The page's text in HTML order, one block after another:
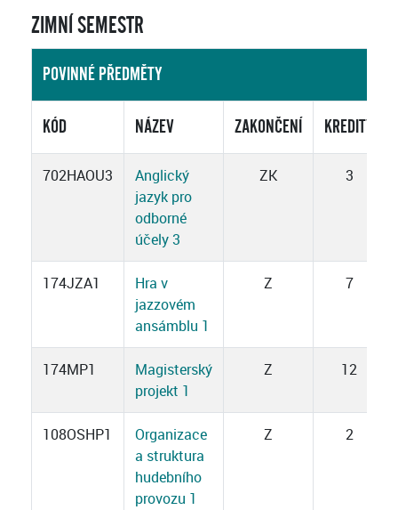
ZIMNÍ SEMESTR
POVINNÉ PŘEDMĚTY
KÓD NÁZEV ZAKONČENÍ KREDITY
702HAOU3
Anglický
jazyk pro
odborné
účely 3
ZK 3
174JZA1
Hra v
jazzovém
ansámblu 1
Z 7
174MP1
Magisterský
projekt 1
Z 12
108OSHP1
Organizace
a struktura
hudebního
provozu 1
Z 2